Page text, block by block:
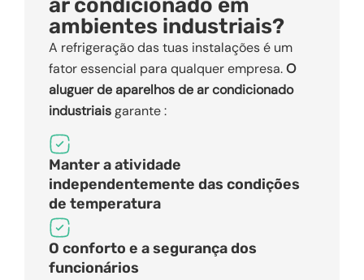
ar condicionado em
ambientes industriais?
A refrigeração das tuas instalações é um
fator essencial para qualquer empresa.O
aluguer de aparelhos de ar condicionado
industriaisgarante :
Manter a atividade
independentemente das condições
de temperatura
O conforto e a segurança dos
funcionários